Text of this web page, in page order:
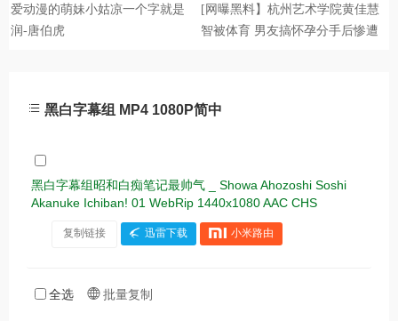
黑白字幕组 MP4 1080P简中
黑白字幕组昭和白痴笔记最帅气 _ Showa Ahozoshi Soshi
Akanuke Ichiban! 01 WebRip 1440x1080 AAC CHS
复制链接 迅雷下载 小米路由
全选 批量复制